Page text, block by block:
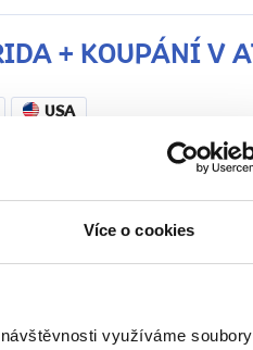
Více o cookies
využíváme soubory
+ KOUPÁNÍ V
USA
5 minut pěší chůze
Projdete se po Páté